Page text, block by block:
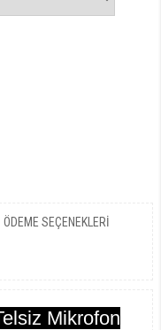
ÖDEME SEÇENEKLERI
Mikrofon